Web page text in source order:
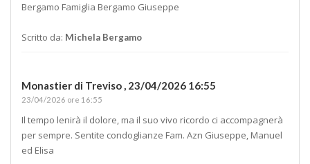
Bergamo Famiglia Bergamo Giuseppe
Scritto da: Michela Bergamo
Monastier di Treviso , 23/04/2026 16:55
23/04/2026 ore 16:55
Il tempo lenirà il dolore, ma il suo vivo ricordo ci accompagnerà
per sempre. Sentite condoglianze Fam. Azn Giuseppe, Manuel
ed Elisa